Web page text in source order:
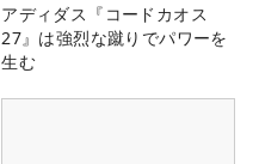
アディダス『コードカオス
27』は強烈な蹴りでパワーを
生む